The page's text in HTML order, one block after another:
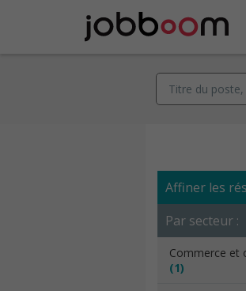
Affiner les
Par secteur :
Commerce et
(1)